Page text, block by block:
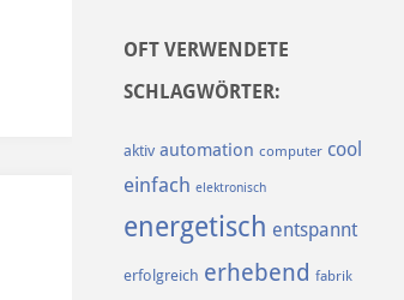
OFT VERWENDETE
SCHLAGWÖRTER:
aktiv automation computer cool
einfach elektronisch
energetisch entspannt
erfolgreich erhebend fabrik